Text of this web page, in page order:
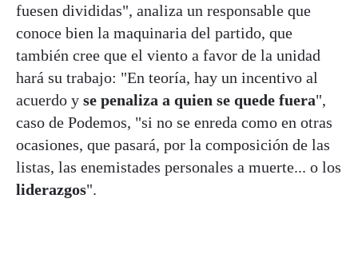
fuesen divididas", analiza un responsable que
conoce bien la maquinaria del partido, que
también cree que el viento a favor de la unidad
hará su trabajo: "En teoría, hay un incentivo al
acuerdo y se penaliza a quien se quede fuera",
caso de Podemos, "si no se enreda como en otras
ocasiones, que pasará, por la composición de las
listas, las enemistades personales a muerte... o los
liderazgos".